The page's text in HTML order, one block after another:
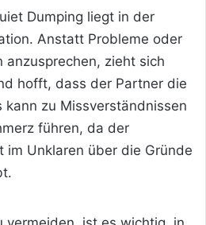
Dumping liegt in der
Anstatt Probleme oder
zieht sich
hofft, dass der Partner die
kann zu Missverständnissen
führen, da der
im Unklaren über die Gründe